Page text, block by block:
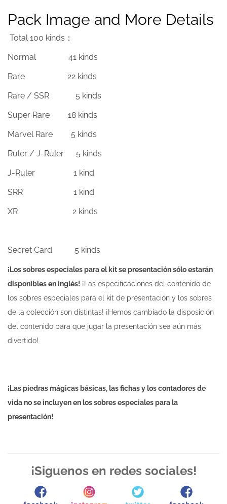
Pack Image and More Details
Total 100 kinds：
Normal 41 kinds
Rare 22 kinds
Rare / SSR 5 kinds
Super Rare 18 kinds
Marvel Rare 5 kinds
Ruler / J-Ruler 5 kinds
J-Ruler 1 kind
SRR 1 kind
XR 2 kinds
Secret Card 5 kinds
¡Los sobres especiales para el kit se presentación sólo estarán
disponibles en inglés! ¡Las especificaciones del contenido de
los sobres especiales para el kit de presentación y los sobres
de la colección son distintas! ¡Hemos cambiado la disposición
del contenido para que jugar la presentación sea aún más
divertido!
¡Las piedras mágicas básicas, las fichas y los contadores de
vida no se incluyen en los sobres especiales para la
presentación!
¡Siguenos en redes sociales!